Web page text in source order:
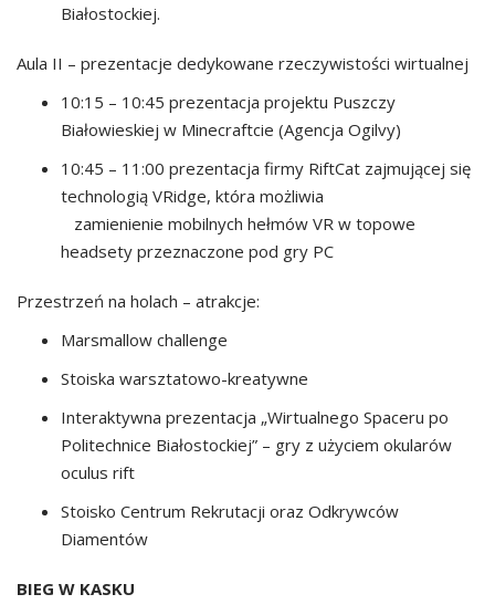
Białostockiej.
Aula II – prezentacje dedykowane rzeczywistości wirtualnej
10:15 – 10:45 prezentacja projektu Puszczy
Białowieskiej w Minecraftcie (Agencja Ogilvy)
10:45 – 11:00 prezentacja firmy RiftCat zajmującej się
technologią VRidge, która możliwia
zamienienie mobilnych hełmów VR w topowe
headsety przeznaczone pod gry PC
Przestrzeń na holach – atrakcje:
Marsmallow challenge
Stoiska warsztatowo-kreatywne
Interaktywna prezentacja „Wirtualnego Spaceru po
Politechnice Białostockiej” – gry z użyciem okularów
oculus rift
Stoisko Centrum Rekrutacji oraz Odkrywców
Diamentów
BIEG W KASKU